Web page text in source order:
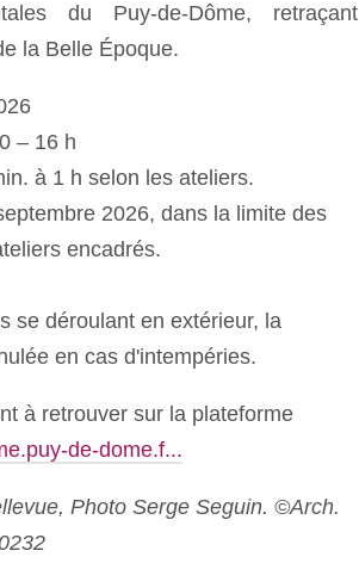
du Puy-de-Dôme, retraçant
la Belle Époque.
– 16 h
à 1 h selon les ateliers.
2026, dans la limite des
encadrés.
se déroulant en extérieur, la
en cas d'intempéries.
à retrouver sur la plateforme
de-dome.f...
Photo Serge Seguin. ©Arch.